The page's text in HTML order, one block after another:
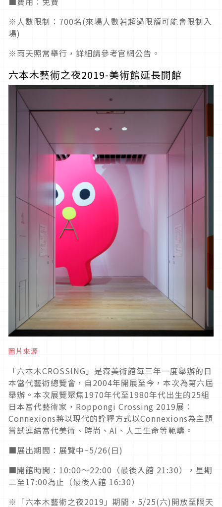
※人數限制：700名(來場人數若超過限額可能會限制入
場)
※雨天照常舉行，詳細請參考官網公告。
六本木藝術之夜2019-美術館延長開館
圖片來源
「六本木CROSSING」是森美術館每三年一度舉辦的日
本當代藝術總覽會，自2004年開展至今，本次為第六屆
舉辦。本次展覽聚焦1970年代至1980年代出生的25組
日本當代藝術家，Roppongi Crossing 2019展：
Connexions將以現代的詮釋方式以Connexions為主題
嘗試連結當代美術、時尚、AI、人工生命等範疇。
■展出期間：展覽中~5/26(日)
■開館時間：10:00〜22:00（最後入館 21:30），星期
二至17:00為止（最後入館 16:30）
※「六本木藝術之夜2019」期間，5/25(六)開放至隔天